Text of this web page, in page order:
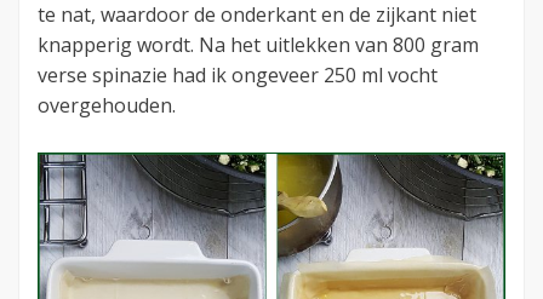
te nat, waardoor de onderkant en de zijkant niet
knapperig wordt. Na het uitlekken van 800 gram
verse spinazie had ik ongeveer 250 ml vocht
overgehouden.